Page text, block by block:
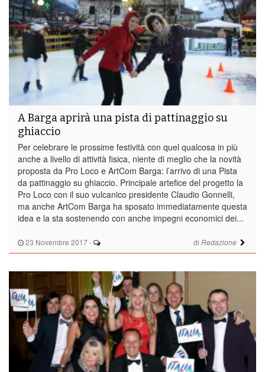
23 Novembre 2017 - di Redazione
A Barga aprirà una pista di pattinaggio su
ghiaccio
Per celebrare le prossime festività con quel qualcosa in più
anche a livello di attività fisica, niente di meglio che la novità
proposta da Pro Loco e ArtCom Barga: l’arrivo di una Pista
da pattinaggio su ghiaccio. Principale artefice del progetto la
Pro Loco con il suo vulcanico presidente Claudio Gonnelli,
ma anche ArtCom Barga ha sposato immediatamente questa
idea e la sta sostenendo con anche impegni economici dei...